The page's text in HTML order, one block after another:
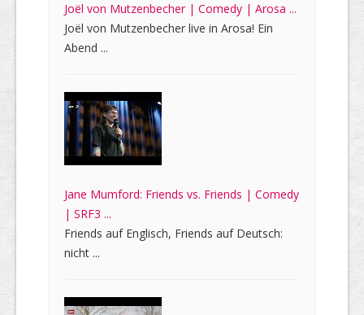
Joël von Mutzenbecher | Comedy | Arosa ...
Joël von Mutzenbecher live in Arosa! Ein
Abend ...
Jane Mumford: Friends vs. Friends | Comedy
| SRF3 ...
Friends auf Englisch, Friends auf Deutsch:
nicht ...